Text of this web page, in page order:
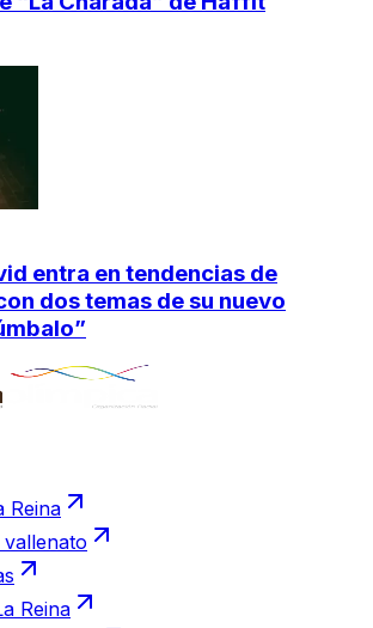
entra en tendencias de
dos temas de su nuevo
Reina
Reina